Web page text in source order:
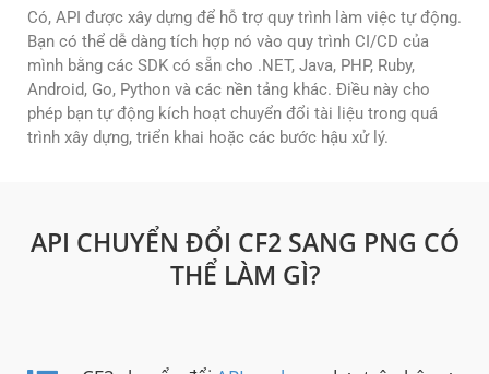
Có, API được xây dựng để hỗ trợ quy trình làm việc tự động.
Bạn có thể dễ dàng tích hợp nó vào quy trình CI/CD của
mình bằng các SDK có sẵn cho .NET, Java, PHP, Ruby,
Android, Go, Python và các nền tảng khác. Điều này cho
phép bạn tự động kích hoạt chuyển đổi tài liệu trong quá
trình xây dựng, triển khai hoặc các bước hậu xử lý.
API CHUYỂN ĐỔI CF2 SANG PNG CÓ
THỂ LÀM GÌ?